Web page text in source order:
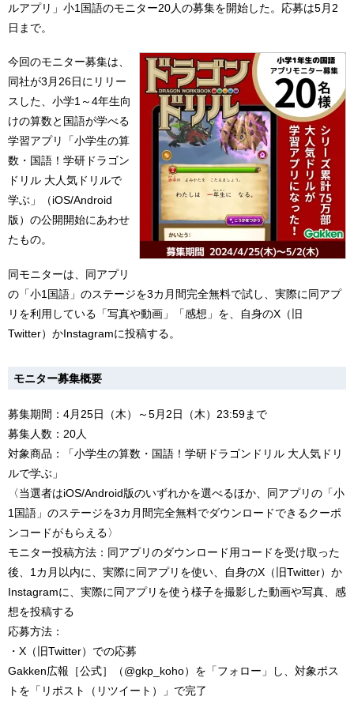
ルアプリ」小1国語のモニター20人の募集を開始した。応募は5月2
日まで。
今回のモニター募集は、
同社が3月26日にリリー
スした、小学1～4年生向
けの算数と国語が学べる
学習アプリ「小学生の算
数・国語！学研ドラゴン
ドリル 大人気ドリルで
学ぶ」（iOS/Android
版）の公開開始にあわせ
たもの。
同モニターは、同アプリ
の「小1国語」のステージを3カ月間完全無料で試し、実際に同アプ
リを利用している「写真や動画」「感想」を、自身のX（旧
Twitter）かInstagramに投稿する。
モニター募集概要
募集期間：4月25日（木）～5月2日（木）23:59まで
募集人数：20人
対象商品：「小学生の算数・国語！学研ドラゴンドリル 大人気ドリ
ルで学ぶ」
〈当選者はiOS/Android版のいずれかを選べるほか、同アプリの「小
1国語」のステージを3カ月間完全無料でダウンロードできるクーポ
ンコードがもらえる〉
モニター投稿方法：同アプリのダウンロード用コードを受け取った
後、1カ月以内に、実際に同アプリを使い、自身のX（旧Twitter）か
Instagramに、実際に同アプリを使う様子を撮影した動画や写真、感
想を投稿する
応募方法：
・X（旧Twitter）での応募
Gakken広報［公式］（@gkp_koho）を「フォロー」し、対象ポス
トを「リポスト（リツイート）」で完了